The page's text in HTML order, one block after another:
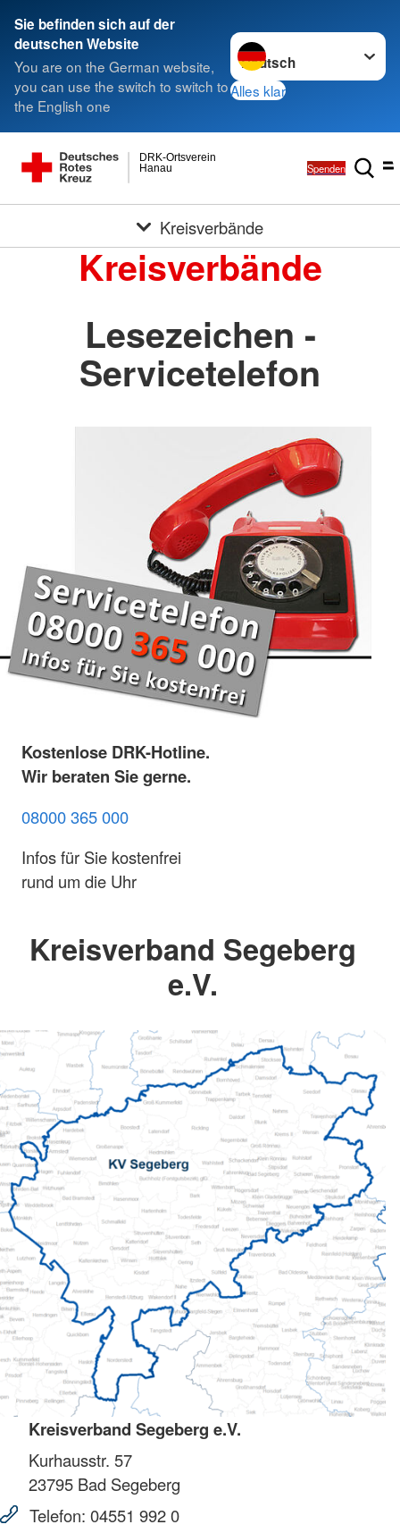
Sie befinden sich auf der
deutschen Website
You are on the German website,
you can use the switch to switch to
the English one
Sprache wechseln zu
Alles klar
Hanau
DRK-Ortsverein
Spenden
Kreisverbände
Kreisverbände
Lesezeichen -
Servicetelefon
Kostenlose DRK-Hotline.
Wir beraten Sie gerne.
08000 365 000
Infos für Sie kostenfrei
rund um die Uhr
Kreisverband Segeberg
e.V.
Kreisverband Segeberg e.V.
Kurhausstr. 57
23795 Bad Segeberg
Telefon: 04551 992 0